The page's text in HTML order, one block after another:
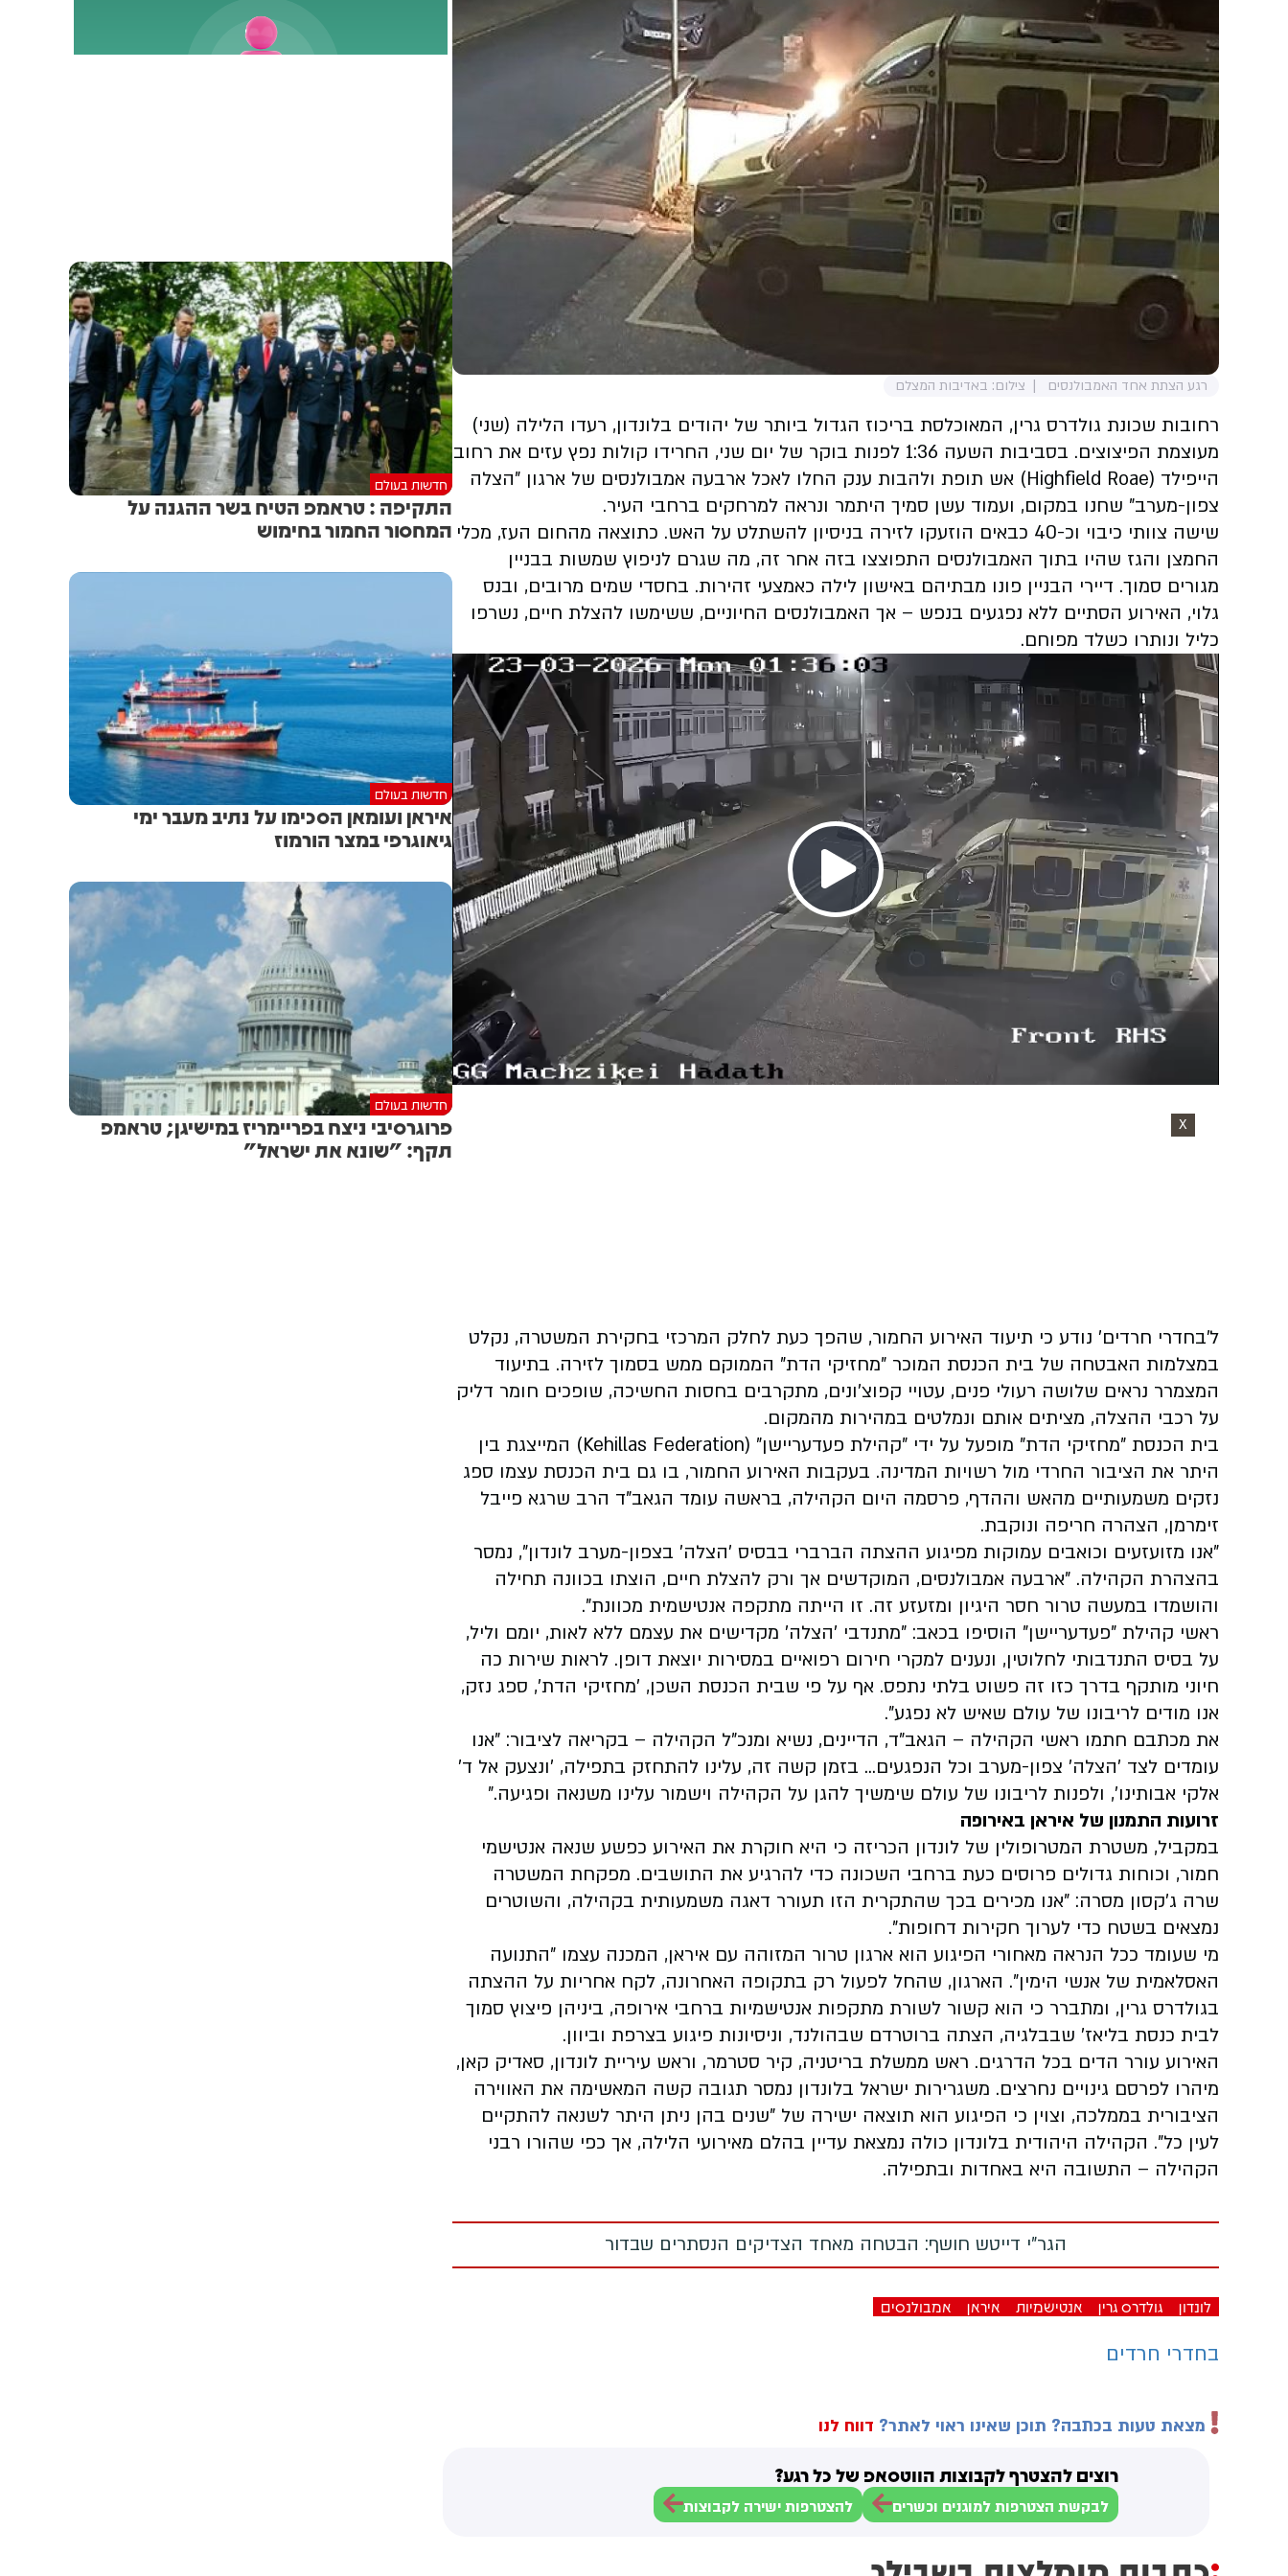
רגע הצתת אחד האמבולנסים צילום: באדיבות המצלם
רחובות שכונת גולדרס גרין, המאוכלסת בריכוז הגדול ביותר של יהודים בלונדון, רעדו הלילה (שני)
מעוצמת הפיצוצים. בסביבות השעה 1:36 לפנות בוקר של יום שני, החרידו קולות נפץ עזים את רחוב
הייפילד ((Highfield Roae אש תופת ולהבות ענק החלו לאכל ארבעה אמבולנסים של ארגון "הצלה
צפון-מערב" שחנו במקום, ועמוד עשן סמיך היתמר ונראה למרחקים ברחבי העיר.
שישה צוותי כיבוי וכ-40 כבאים הוזעקו לזירה בניסיון להשתלט על האש. כתוצאה מהחום העז, מכלי
החמצן והגז שהיו בתוך האמבולנסים התפוצצו בזה אחר זה, מה שגרם לניפוץ שמשות בבניין
מגורים סמוך. דיירי הבניין פונו מבתיהם באישון לילה כאמצעי זהירות. בחסדי שמים מרובים, ובנס
גלוי, האירוע הסתיים ללא נפגעים בנפש – אך האמבולנסים החיוניים, ששימשו להצלת חיים, נשרפו
כליל ונותרו כשלד מפוחם.
Play
Video
X
ל'בחדרי חרדים' נודע כי תיעוד האירוע החמור, שהפך כעת לחלק המרכזי בחקירת המשטרה, נקלט
במצלמות האבטחה של בית הכנסת המוכר "מחזיקי הדת" הממוקם ממש בסמוך לזירה. בתיעוד
המצמרר נראים שלושה רעולי פנים, עטויי קפוצ'ונים, מתקרבים בחסות החשיכה, שופכים חומר דליק
על רכבי ההצלה, מציתים אותם ונמלטים במהירות מהמקום.
בית הכנסת "מחזיקי הדת" מופעל על ידי "קהילת פעדעריישן" (Kehillas Federation) המייצגת בין
היתר את הציבור החרדי מול רשויות המדינה. בעקבות האירוע החמור, בו גם בית הכנסת עצמו ספג
נזקים משמעותיים מהאש וההדף, פרסמה היום הקהילה, בראשה עומד הגאב"ד הרב שרגא פייבל
זימרמן, הצהרה חריפה ונוקבת.
"אנו מזועזעים וכואבים עמוקות מפיגוע ההצתה הברברי בבסיס 'הצלה' בצפון-מערב לונדון", נמסר
בהצהרת הקהילה. "ארבעה אמבולנסים, המוקדשים אך ורק להצלת חיים, הוצתו בכוונה תחילה
והושמדו במעשה טרור חסר היגיון ומזעזע זה. זו הייתה מתקפה אנטישמית מכוונת".
ראשי קהילת "פעדעריישן" הוסיפו בכאב: "מתנדבי 'הצלה' מקדישים את עצמם ללא לאות, יומם וליל,
על בסיס התנדבותי לחלוטין, ונענים למקרי חירום רפואיים במסירות יוצאת דופן. לראות שירות כה
חיוני מותקף בדרך כזו זה פשוט בלתי נתפס. אף על פי שבית הכנסת השכן, 'מחזיקי הדת', ספג נזק,
אנו מודים לריבונו של עולם שאיש לא נפגע".
את מכתבם חתמו ראשי הקהילה – הגאב"ד, הדיינים, נשיא ומנכ"ל הקהילה – בקריאה לציבור: "אנו
עומדים לצד 'הצלה' צפון-מערב וכל הנפגעים... בזמן קשה זה, עלינו להתחזק בתפילה, 'ונצעק אל ד'
אלקי אבותינו', ולפנות לריבונו של עולם שימשיך להגן על הקהילה וישמור עלינו משנאה ופגיעה".
זרועות התמנון של איראן באירופה
במקביל, משטרת המטרופולין של לונדון הכריזה כי היא חוקרת את האירוע כפשע שנאה אנטישמי
חמור, וכוחות גדולים פרוסים כעת ברחבי השכונה כדי להרגיע את התושבים. מפקחת המשטרה
שרה ג'קסון מסרה: "אנו מכירים בכך שהתקרית הזו תעורר דאגה משמעותית בקהילה, והשוטרים
נמצאים בשטח כדי לערוך חקירות דחופות".
מי שעומד ככל הנראה מאחורי הפיגוע הוא ארגון טרור המזוהה עם איראן, המכנה עצמו "התנועה
האסלאמית של אנשי הימין". הארגון, שהחל לפעול רק בתקופה האחרונה, לקח אחריות על ההצתה
בגולדרס גרין, ומתברר כי הוא קשור לשורת מתקפות אנטישמיות ברחבי אירופה, ביניהן פיצוץ סמוך
לבית כנסת בליאז' שבבלגיה, הצתה ברוטרדם שבהולנד, וניסיונות פיגוע בצרפת וביוון.
האירוע עורר הדים בכל הדרגים. ראש ממשלת בריטניה, קיר סטרמר, וראש עיריית לונדון, סאדיק קאן,
מיהרו לפרסם גינויים נחרצים. משגרירות ישראל בלונדון נמסר תגובה קשה המאשימה את האווירה
הציבורית בממלכה, וצוין כי הפיגוע הוא תוצאה ישירה של "שנים בהן ניתן היתר לשנאה להתקיים
לעין כל". הקהילה היהודית בלונדון כולה נמצאת עדיין בהלם מאירועי הלילה, אך כפי שהורו רבני
הקהילה – התשובה היא באחדות ובתפילה.​
הגר"י דייטש חושף: הבטחה מאחד הצדיקים הנסתרים שבדור
לונדון גולדרס גרין אנטישמיות איראן אמבולנסים
בחדרי חרדים
מצאת טעות בכתבה? תוכן שאינו ראוי לאתר? דווח לנו
רוצים להצטרף לקבוצות הווטסאפ של כל רגע?
לבקשת הצטרפות למוגנים וכשרים להצטרפות ישירה לקבוצות
חדשות בעולם
התקיפה : טראמפ הטיח בשר ההגנה על
המחסור החמור בחימוש
חדשות בעולם
איראן ועומאן הסכימו על נתיב מעבר ימי
גיאוגרפי במצר הורמוז
חדשות בעולם
פרוגרסיבי ניצח בפריימריז במישיגן; טראמפ
תקף: "שונא את ישראל"